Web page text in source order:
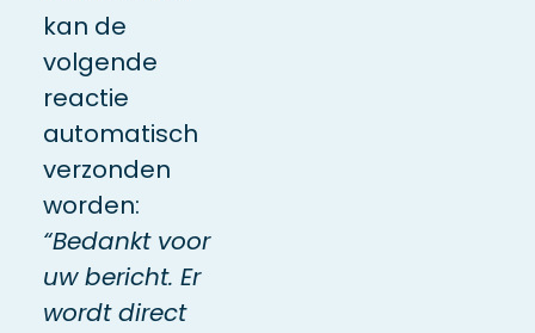
kan de
volgende
reactie
automatisch
verzonden
worden:
“Bedankt voor
uw bericht. Er
wordt direct